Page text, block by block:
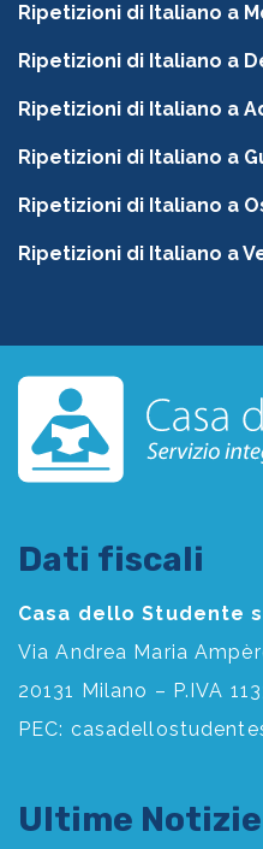
Ripetizioni di Italiano a
Ripetizioni di Italiano a
Ripetizioni di Italiano a
Ripetizioni di Italiano a
Ripetizioni di Italiano a
Ripetizioni di Italiano a
Dati fiscali
Casa dello Studente
Via Andrea Maria
20131 Milano – P.IVA
PEC:
Ultime Notizie